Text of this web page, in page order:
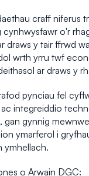
craff niferus
o'r
draws y tair ffrwd
wrth yrru twf
ar draws y
pynciau fel
integreiddio
gan gynnig
ymarferol i
ymhellach.
o Arwain DGC: